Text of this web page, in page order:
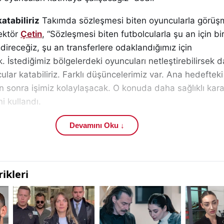
Takımda sözleşmesi biten oyuncularla
Çetin, “Sözleşmesi biten futbolcularla şu an için
şu an transferlere odaklandığımız için
İstediğimiz bölgelerdeki oyuncuları netleştirebilirsek
katabiliriz. Farklı düşüncelerimiz var. Ana hedefteki
sonra işimiz kolaylaşacak. O konuda daha sağlıklı
kullandı.
maçı yapacağız Çetin, 17 Temmuz Pazartesi günü
ifade ederek, “Erzurum kampında oynayacağımız 4
belli oldu. Antalyaspor ile Ümraniyespor ile maç
1 tane de Azerbaycan takımı olabilir ama şuan
devam ediyor. 4 hazırlık maçı yapacağız bir aksilik
ekonomi değil Servet Çetin son olarak,
Devamını Oku ↓